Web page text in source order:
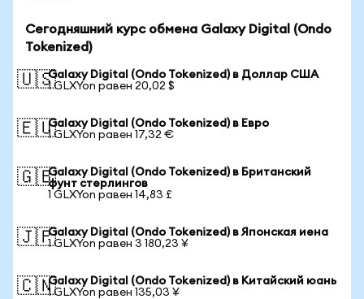
Сегодняшний курс обмена Galaxy Digital (Ondo
Tokenized)
🇺🇸Galaxy Digital (Ondo Tokenized) в Доллар США
1 GLXYon равен 20,02 $
🇪🇺Galaxy Digital (Ondo Tokenized) в Евро
1 GLXYon равен 17,32 €
🇬🇧Galaxy Digital (Ondo Tokenized) в Британский
фунт стерлингов
1 GLXYon равен 14,83 £
🇯🇵Galaxy Digital (Ondo Tokenized) в Японская иена
1 GLXYon равен 3 180,23 ¥
🇨🇳Galaxy Digital (Ondo Tokenized) в Китайский юань
1 GLXYon равен 135,03 ¥